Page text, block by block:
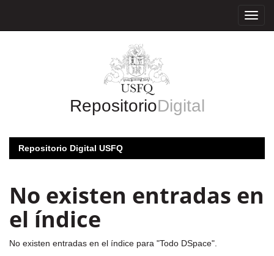
RepositorioDigital
Repositorio Digital USFQ
No existen entradas en
el índice
No existen entradas en el índice para "Todo DSpace".